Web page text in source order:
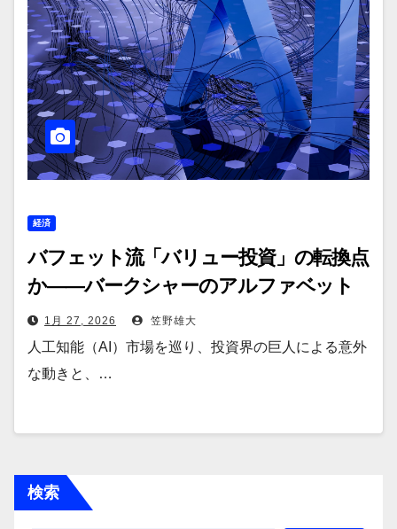
経済
バフェット流「バリュー投資」の転換点
か――バークシャーのアルファベット
株取得と激化するAI半導体戦争
1月 27, 2026 笠野雄大
人工知能（AI）市場を巡り、投資界の巨人による意外
な動きと、…
検索